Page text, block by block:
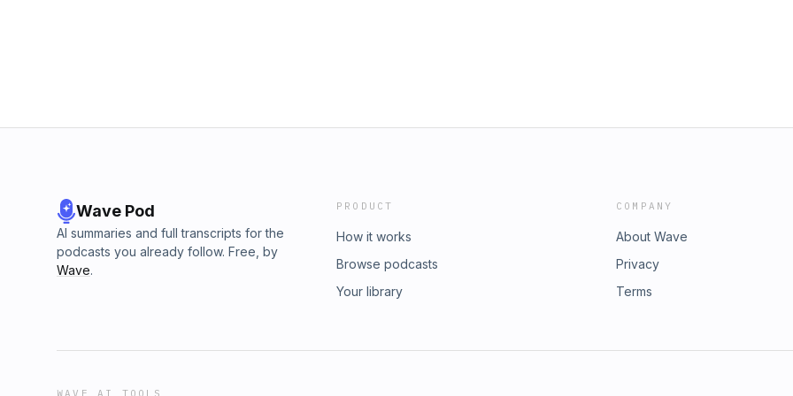
Wave Pod
AI summaries and full transcripts for the
podcasts you already follow. Free, by
Wave.
PRODUCT
How it works
Browse podcasts
Your library
COMPANY
About Wave
Privacy
Terms
WAVE AI TOOLS